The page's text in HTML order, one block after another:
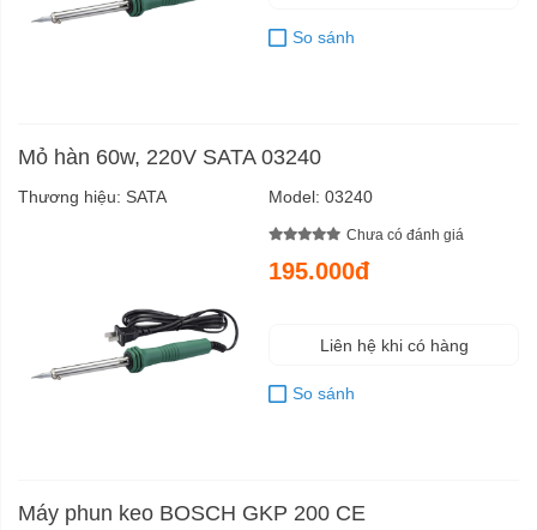
So sánh
Mỏ hàn 60w, 220V SATA 03240
Thương hiệu: SATA Model: 03240
Chưa có đánh giá
195.000đ
Liên hệ khi có hàng
So sánh
Máy phun keo BOSCH GKP 200 CE